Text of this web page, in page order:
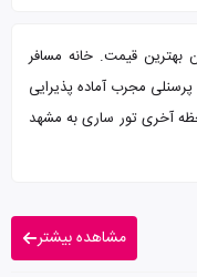
بهترین قیمت. خانه مسافر
و پرسنلی مجرب آماده پذیرایی
آخری تور ساری به مشهد
مشاهده بیشتر